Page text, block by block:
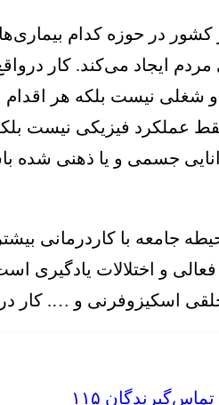
کشور در حوزه کدام
ایجاد می‌کند. کار
شغلی نیست بلکه هر
عملکرد فیزیکی نیست
جسمی و یا ذهنی شده
جامعه با کاردرمانی
و اختلالات یادگیری
اسکیزوفرنی و …‌. کار